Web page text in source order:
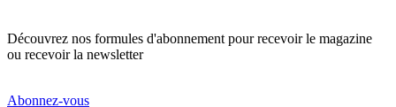
Découvrez nos formules d'abonnement pour recevoir le magazine
ou recevoir la newsletter
Abonnez-vous